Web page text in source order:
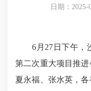
日期：2025-
6月27日下午，沙
第二次重大项目推进
夏永福、张水英，